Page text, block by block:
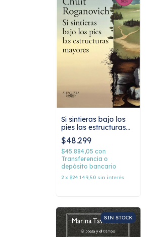
Si sintieras bajo los
pies las estructuras
mayores, Roberto
Chuit Roganovich
$48.299
$45.884,05 con
Transferencia o
depósito bancario
2 x $24.149,50 sin interés
SIN STOCK